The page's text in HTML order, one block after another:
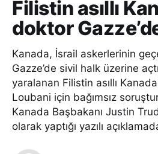
Filistin asıllı
doktor
Kanada, İsrail askerlerinin
Gazze’de sivil halk üzerine
yaralanan Filistin asıllı
Loubani için bağımsız
Kanada Başbakanı Justin
olarak yaptığı yazılı